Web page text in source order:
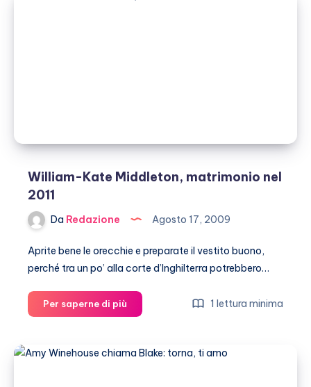
William-Kate Middleton, matrimonio nel
2011
Da Redazione Agosto 17, 2009
Aprite bene le orecchie e preparate il vestito buono,
perché tra un po’ alla corte d’Inghilterra potrebbero…
Per saperne di più
Kate
matrimonio
1 lettura minima